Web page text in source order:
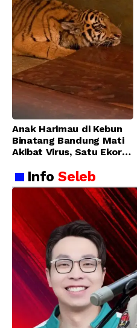
Anak Harimau di Kebun
Binatang Bandung Mati
Akibat Virus, Satu Ekor
Membaik
InfoSeleb